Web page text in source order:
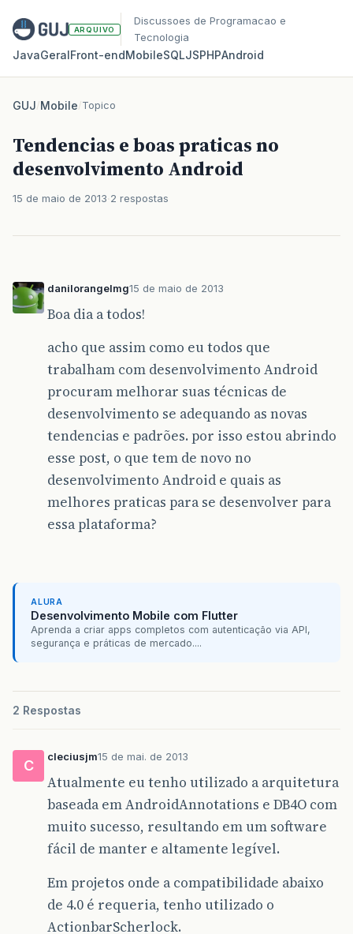
ARQUIVO
Discussoes de Programacao e
Tecnologia
JavaGeralFront‑endMobileSQLJSPHPAndroid
GUJ/Mobile/Topico
Tendencias e boas praticas no
desenvolvimento Android
15 de maio de 2013 2 respostas
danilorangelmg15 de maio de 2013
Boa dia a todos!
acho que assim como eu todos que
trabalham com desenvolvimento Android
procuram melhorar suas técnicas de
desenvolvimento se adequando as novas
tendencias e padrões. por isso estou abrindo
esse post, o que tem de novo no
desenvolvimento Android e quais as
melhores praticas para se desenvolver para
essa plataforma?
ALURA
Desenvolvimento Mobile com Flutter
Aprenda a criar apps completos com autenticação via API,
segurança e práticas de mercado....
2 Respostas
C
cleciusjm15 de mai. de 2013
Atualmente eu tenho utilizado a arquitetura
baseada em AndroidAnnotations e DB4O com
muito sucesso, resultando em um software
fácil de manter e altamente legível.
Em projetos onde a compatibilidade abaixo
de 4.0 é requeria, tenho utilizado o
ActionbarScherlock.